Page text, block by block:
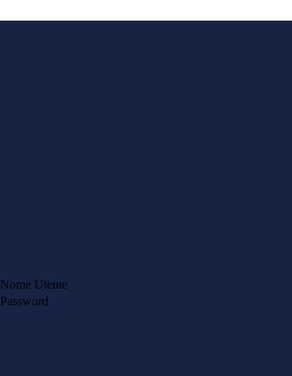
Nome Utente
Password